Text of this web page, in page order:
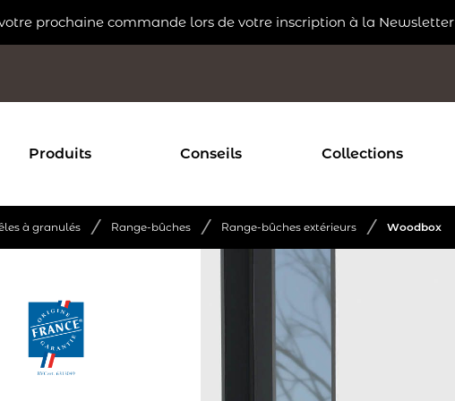
prochaine commande lors de votre inscription à la Newsletter
Produits Conseils Collections
à granulés / Range-bûches / Range-bûches extérieurs / Woodbox